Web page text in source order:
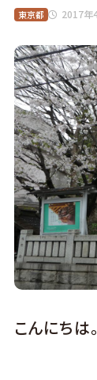
2017年
東京都
こんにちは